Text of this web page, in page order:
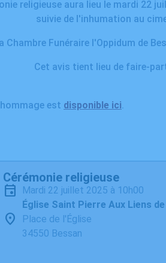
religieuse aura lieu le mardi 22
suivie de l'inhumation au
Chambre Funéraire l'Oppidum de
Cet avis tient lieu de faire-
hommage est disponible ici.
Cérémonie religieuse
mardi 22 juillet 2025 à 10h00
Église Saint Pierre Aux Liens
Place de l'Église
34550 Bessan